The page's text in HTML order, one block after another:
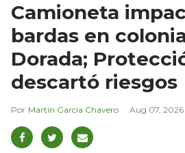
Camioneta
bardas en
Dorada;
descartó riesgos
Martín García Chavero Aug 07, 2026